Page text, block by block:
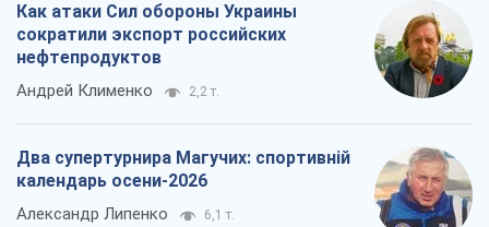
Как атаки Сил обороны Украины
сократили экспорт российских
нефтепродуктов
Андрей Клименко 2,2 т.
Два супертурнира Магучих: спортивній
календарь осени-2026
Александр Липенко 6,1 т.